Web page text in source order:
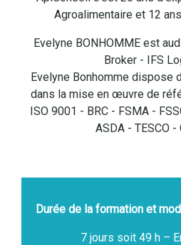
Agroalimentaire et 12
Evelyne BONHOMME est
Broker - IFS
Evelyne Bonhomme dispose
dans la mise en œuvre de
ISO 9001 - BRC - FSMA -
ASDA - TESCO -
Durée de la formation et
7 jours soit 49 h –